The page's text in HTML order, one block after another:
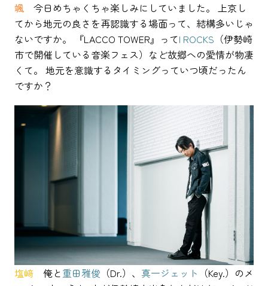
颯 今日めちゃくちゃ楽しみにしていました。 上京し
てから地元の良さを再認識する場面って、結構多いじゃ
ないですか。 『LACCO TOWER』ってI ROCKS （伊勢崎
市で開催している音楽フェス）など故郷への愛情が物凄
くて。 地元を意識するタイミングっていつ頃だったん
ですか？
塩﨑 俺と 重田雅俊 （Dr.）、 真一ジェット （Key.）のメ